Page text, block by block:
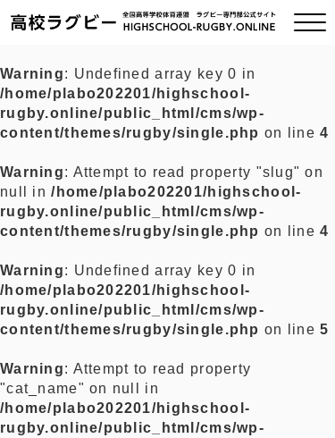
ご挨拶
全国チーム紹介
プライバシーポリシー
お問い合わせ
Warning: Undefined array key 0 in
/home/plabo202201/highschool-
rugby.online/public_html/cms/wp-
content/themes/rugby/single.php on line4
Warning: Attempt to read property "slug" on
null in/home/plabo202201/highschool-
rugby.online/public_html/cms/wp-
content/themes/rugby/single.php on line4
Warning: Undefined array key 0 in
/home/plabo202201/highschool-
rugby.online/public_html/cms/wp-
content/themes/rugby/single.php on line5
Warning: Attempt to read property
"cat_name" on null in
/home/plabo202201/highschool-
rugby.online/public_html/cms/wp-